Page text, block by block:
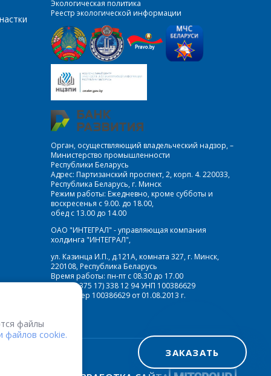
файлы
файлов cookie.
Экологическая политика
Реестр экологической информации
Орган, осуществляющий владельческий надзор, –
Министерство промышленности
Республики Беларусь
Адрес: Партизанский проспект, 2, корп. 4. 220033,
Республика Беларусь, г. Минск
Режим работы: Ежедневно, кроме субботы и
воскресенья с 9.00. до 18.00,
обед с 13.00 до 14.00
ОАО "ИНТЕГРАЛ" - управляющая компания
холдинга "ИНТЕГРАЛ",
ул. Казинца И.П., д.121А, комната 327, г. Минск,
220108, Республика Беларусь
Время работы: пн-пт с 08.30 до 17.00
Факс: (+375 17) 338 12 94 УНП 100386629
Рег. номер 100386629 от 01.08.2013 г.
ЗАКАЗАТЬ